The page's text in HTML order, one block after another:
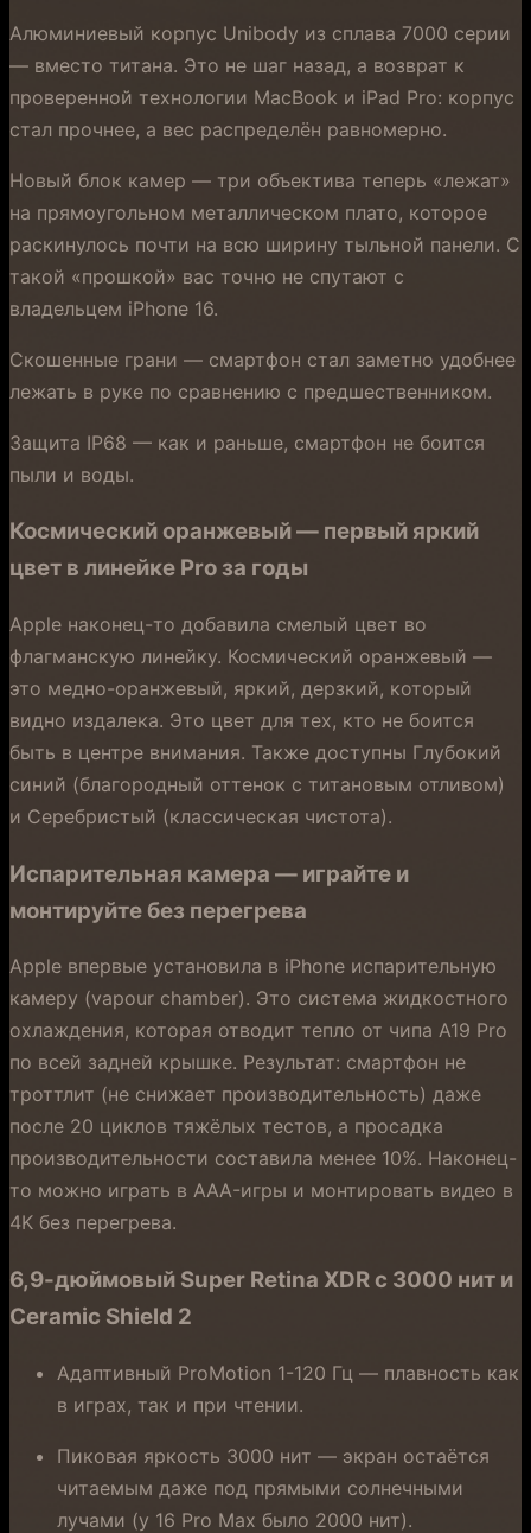
Алюминиевый корпус Unibody из сплава 7000 серии
— вместо титана. Это не шаг назад, а возврат к
проверенной технологии MacBook и iPad Pro: корпус
стал прочнее, а вес распределён равномерно.
Новый блок камер — три объектива теперь «лежат»
на прямоугольном металлическом плато, которое
раскинулось почти на всю ширину тыльной панели. С
такой «прошкой» вас точно не спутают с
владельцем iPhone 16.
Скошенные грани — смартфон стал заметно удобнее
лежать в руке по сравнению с предшественником.
Защита IP68 — как и раньше, смартфон не боится
пыли и воды.
Космический оранжевый — первый яркий
цвет в линейке Pro за годы
Apple наконец-то добавила смелый цвет во
флагманскую линейку. Космический оранжевый —
это медно-оранжевый, яркий, дерзкий, который
видно издалека. Это цвет для тех, кто не боится
быть в центре внимания. Также доступны Глубокий
синий (благородный оттенок с титановым отливом)
и Серебристый (классическая чистота).
Испарительная камера — играйте и
монтируйте без перегрева
Apple впервые установила в iPhone испарительную
камеру (vapour chamber). Это система жидкостного
охлаждения, которая отводит тепло от чипа A19 Pro
по всей задней крышке. Результат: смартфон не
троттлит (не снижает производительность) даже
после 20 циклов тяжёлых тестов, а просадка
производительности составила менее 10%. Наконец-
то можно играть в AAA-игры и монтировать видео в
4K без перегрева.
6,9-дюймовый Super Retina XDR с 3000 нит и
Ceramic Shield 2
Адаптивный ProMotion 1-120 Гц — плавность как
в играх, так и при чтении.
Пиковая яркость 3000 нит — экран остаётся
читаемым даже под прямыми солнечными
лучами (у 16 Pro Max было 2000 нит).